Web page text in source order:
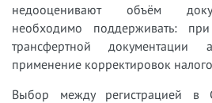
недооценивают объём
необходимо поддерживать: при
трансфертной документации
применение корректировок
Выбор между регистрацией